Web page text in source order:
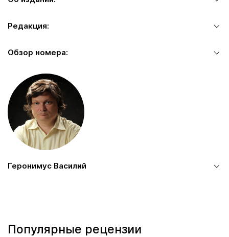
Редакция:
Обзор номера:
Геронимус Василий
Популярные рецензии